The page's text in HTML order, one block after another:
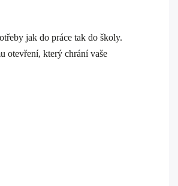
jak do práce tak do školy.
otevření, který chrání vaše